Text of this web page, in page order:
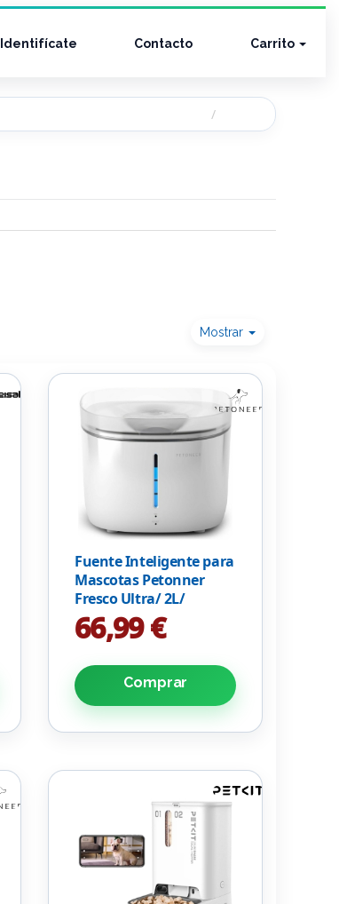
Identifícate Contacto Carrito
Mostrar
Fuente Inteligente para
Mascotas Petonner
Fresco Ultra/ 2L/
Control desde APP
66,99 €
Comprar